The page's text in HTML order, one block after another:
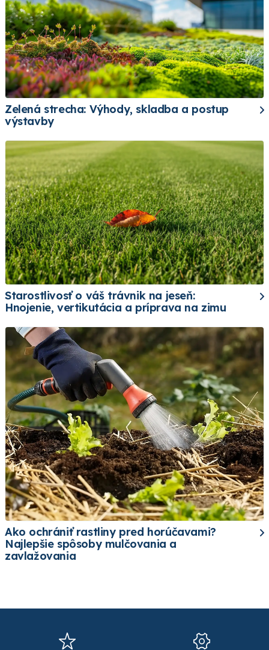
Zelená strecha: Výhody, skladba a postup
výstavby
Starostlivosť o váš trávnik na jeseň:
Hnojenie, vertikutácia a príprava na zimu
Ako ochrániť rastliny pred horúčavami?
Najlepšie spôsoby mulčovania a
zavlažovania